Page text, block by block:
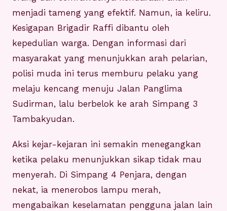
menjadi tameng yang efektif. Namun, ia keliru.
Kesigapan Brigadir Raffi dibantu oleh
kepedulian warga. Dengan informasi dari
masyarakat yang menunjukkan arah pelarian,
polisi muda ini terus memburu pelaku yang
melaju kencang menuju Jalan Panglima
Sudirman, lalu berbelok ke arah Simpang 3
Tambakyudan.
Aksi kejar-kejaran ini semakin menegangkan
ketika pelaku menunjukkan sikap tidak mau
menyerah. Di Simpang 4 Penjara, dengan
nekat, ia menerobos lampu merah,
mengabaikan keselamatan pengguna jalan lain